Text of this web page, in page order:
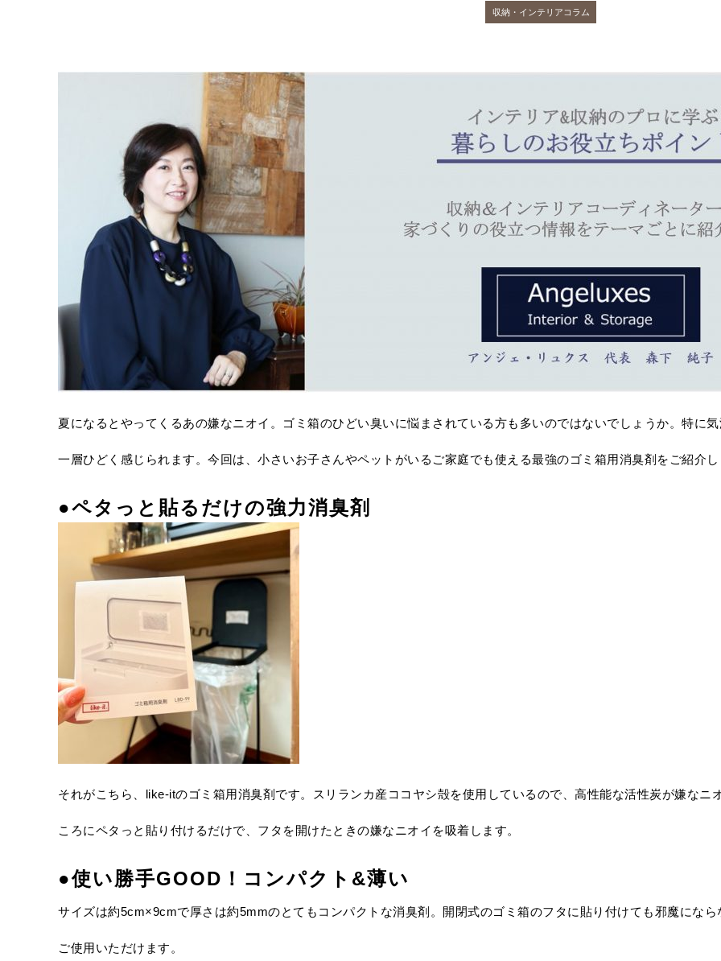
収納・インテリアコラム
夏になるとやってくるあの嫌なニオイ。ゴミ箱のひどい臭いに悩まされている方も多いのではないでしょうか。特に
一層ひどく感じられます。今回は、小さいお子さんやペットがいるご家庭でも使える最強のゴミ箱用消臭剤をご紹介
●ペタっと貼るだけの強力消臭剤
それがこちら、like-itのゴミ箱用消臭剤です。スリランカ産ココヤシ殻を使用しているので、高性能な活性炭が嫌な
ころにペタっと貼り付けるだけで、フタを開けたときの嫌なニオイを吸着します。
●使い勝手GOOD ！コンパクト &薄い
サイズは約5cm×9cmで厚さは約5mmのとてもコンパクトな消臭剤。開閉式のゴミ箱のフタに貼り付けても邪魔にな
ご使用いただけます。